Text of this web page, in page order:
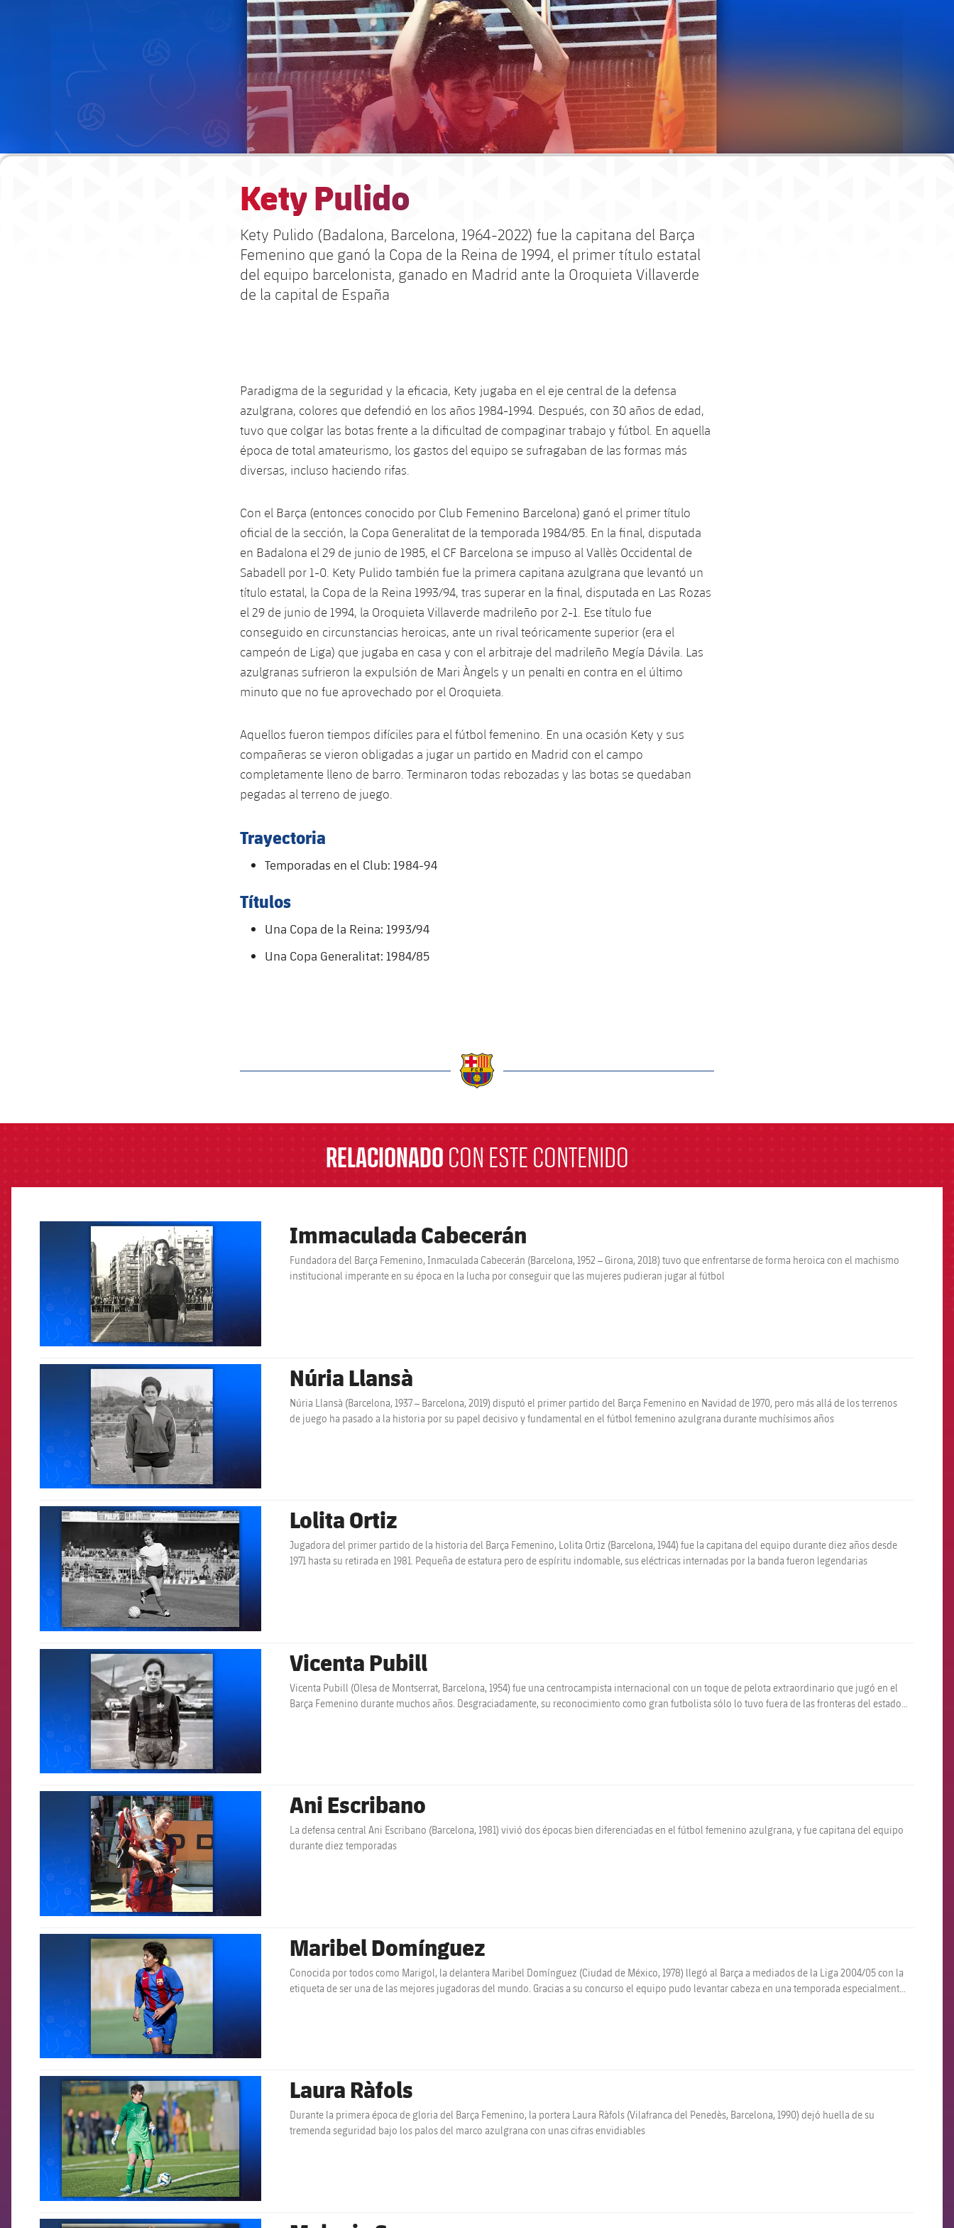
Kety Pulido
Kety Pulido (Badalona, Barcelona, 1964-2022) fue la capitana del Barça
Femenino que ganó la Copa de la Reina de 1994, el primer título estatal
del equipo barcelonista, ganado en Madrid ante la Oroquieta Villaverde
de la capital de España
Paradigma de la seguridad y la eficacia, Kety jugaba en el eje central de la defensa
azulgrana, colores que defendió en los años 1984-1994. Después, con 30 años de edad,
tuvo que colgar las botas frente a la dificultad de compaginar trabajo y fútbol. En aquella
época de total amateurismo, los gastos del equipo se sufragaban de las formas más
diversas, incluso haciendo rifas.
Con el Barça (entonces conocido por Club Femenino Barcelona) ganó el primer título
oficial de la sección, la Copa Generalitat de la temporada 1984/85. En la final, disputada
en Badalona el 29 de junio de 1985, el CF Barcelona se impuso al Vallès Occidental de
Sabadell por 1-0. Kety Pulido también fue la primera capitana azulgrana que levantó un
título estatal, la Copa de la Reina 1993/94, tras superar en la final, disputada en Las Rozas
el 29 de junio de 1994, la Oroquieta Villaverde madrileño por 2-1. Ese título fue
conseguido en circunstancias heroicas, ante un rival teóricamente superior (era el
campeón de Liga) que jugaba en casa y con el arbitraje del madrileño Megía Dávila. Las
azulgranas sufrieron la expulsión de Mari Àngels y un penalti en contra en el último
minuto que no fue aprovechado por el Oroquieta.
Aquellos fueron tiempos difíciles para el fútbol femenino. En una ocasión Kety y sus
compañeras se vieron obligadas a jugar un partido en Madrid con el campo
completamente lleno de barro. Terminaron todas rebozadas y las botas se quedaban
pegadas al terreno de juego.
Trayectoria
Temporadas en el Club: 1984-94
Títulos
Una Copa de la Reina: 1993/94
Una Copa Generalitat: 1984/85
RELACIONADO CON ESTE CONTENIDO
FCB Barcelona badge Immaculada Cabecerán
Fundadora del Barça Femenino, Inmaculada Cabecerán (Barcelona, 1952 – Girona, 2018) tuvo que enfrentarse de forma heroica con el machismo
institucional imperante en su época en la lucha por conseguir que las mujeres pudieran jugar al fútbol
FCB Barcelona badge Núria Llansà
Núria Llansà (Barcelona, 1937 – Barcelona, 2019) disputó el primer partido del Barça Femenino en Navidad de 1970, pero más allá de los terrenos
de juego ha pasado a la historia por su papel decisivo y fundamental en el fútbol femenino azulgrana durante muchísimos años
FCB Barcelona badge Lolita Ortiz
Jugadora del primer partido de la historia del Barça Femenino, Lolita Ortiz (Barcelona, 1944) fue la capitana del equipo durante diez años desde
1971 hasta su retirada en 1981. Pequeña de estatura pero de espíritu indomable, sus eléctricas internadas por la banda fueron legendarias
FCB Barcelona badge Vicenta Pubill
Vicenta Pubill (Olesa de Montserrat, Barcelona, 1954) fue una centrocampista internacional con un toque de pelota extraordinario que jugó en el
Barça Femenino durante muchos años. Desgraciadamente, su reconocimiento como gran futbolista sólo lo tuvo fuera de las fronteras del estado
FCB Barcelona badge Ani Escribano
La defensa central Ani Escribano (Barcelona, 1981) vivió dos épocas bien diferenciadas en el fútbol femenino azulgrana, y fue capitana del equipo
durante diez temporadas
FCB Barcelona badge Maribel Domínguez
Conocida por todos como Marigol, la delantera Maribel Domínguez (Ciudad de México, 1978) llegó al Barça a mediados de la Liga 2004/05 con la
etiqueta de ser una de las mejores jugadoras del mundo. Gracias a su concurso el equipo pudo levantar cabeza en una temporada especialmente
FCB Barcelona badge Laura Ràfols
Durante la primera época de gloria del Barça Femenino, la portera Laura Ràfols (Vilafranca del Penedès, Barcelona, 1990) dejó huella de su
tremenda seguridad bajo los palos del marco azulgrana con unas cifras envidiables
FCB Barcelona badge